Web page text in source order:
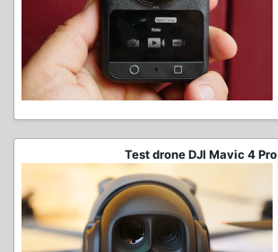
Test drone DJI Mavic 4 Pro